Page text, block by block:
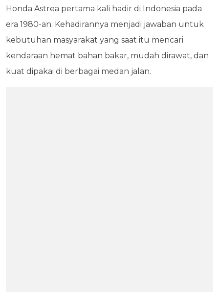
Honda Astrea pertama kali hadir di Indonesia pada
era 1980-an. Kehadirannya menjadi jawaban untuk
kebutuhan masyarakat yang saat itu mencari
kendaraan hemat bahan bakar, mudah dirawat, dan
kuat dipakai di berbagai medan jalan.